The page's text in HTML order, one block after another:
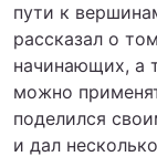
пути к
рассказал о
начинающих, а
можно
поделился
и дал